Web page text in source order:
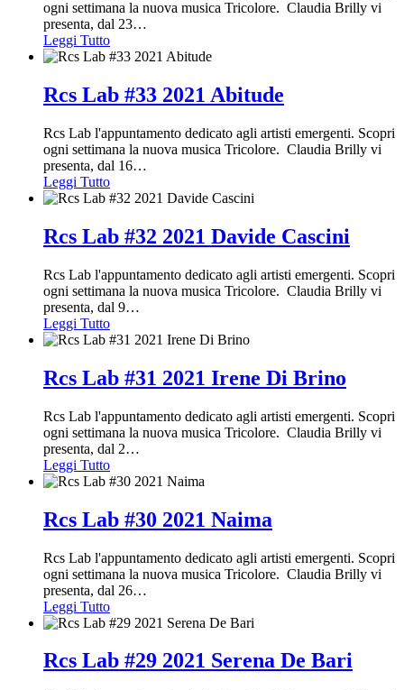
ogni settimana la nuova musica Tricolore. Claudia Brilly vi
presenta, dal 23…
Leggi Tutto
Rcs Lab #33 2021 Abitude
Rcs Lab l'appuntamento dedicato agli artisti emergenti. Scopri
ogni settimana la nuova musica Tricolore. Claudia Brilly vi
presenta, dal 16…
Leggi Tutto
Rcs Lab #32 2021 Davide Cascini
Rcs Lab l'appuntamento dedicato agli artisti emergenti. Scopri
ogni settimana la nuova musica Tricolore. Claudia Brilly vi
presenta, dal 9…
Leggi Tutto
Rcs Lab #31 2021 Irene Di Brino
Rcs Lab l'appuntamento dedicato agli artisti emergenti. Scopri
ogni settimana la nuova musica Tricolore. Claudia Brilly vi
presenta, dal 2…
Leggi Tutto
Rcs Lab #30 2021 Naima
Rcs Lab l'appuntamento dedicato agli artisti emergenti. Scopri
ogni settimana la nuova musica Tricolore. Claudia Brilly vi
presenta, dal 26…
Leggi Tutto
Rcs Lab #29 2021 Serena De Bari